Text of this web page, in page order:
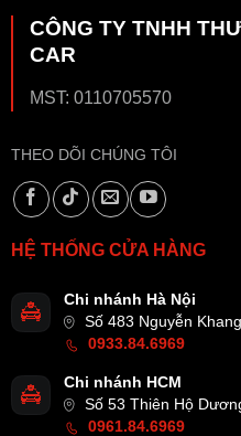
CÔNG TY TNHH
CAR
MST: 0110705570
THEO DÕI CHÚNG TÔI
HỆ THỐNG CỬA HÀNG
Chi nhánh Hà Nội
Số 483 Nguyễn
0933.84.6969
Chi nhánh HCM
Số 53 Thiên Hộ
0961.84.6969